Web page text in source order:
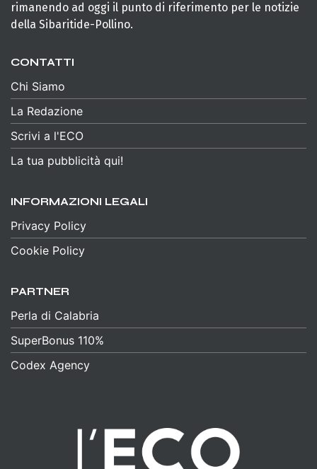
rimanendo ad oggi il punto di riferimento per le notizie
della Sibaritide-Pollino.
CONTATTI
Chi Siamo
La Redazione
Scrivi a l'ECO
La tua pubblicità qui!
INFORMAZIONI LEGALI
Privacy Policy
Cookie Policy
PARTNER
Perla di Calabria
SuperBonus 110%
Codex Agency